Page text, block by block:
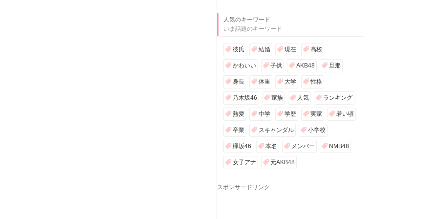
人気のキーワード
いま話題のキーワード
彼氏 結婚 現在 高校
かわいい 子供 AKB48 旦那
身長 体重 大学 性格
乃木坂46 家族 人気 ランキング
熱愛 中学 学歴 実家 若い頃
卒業 スキャンダル 小学校
欅坂46 本名 メンバー NMB48
女子アナ 元AKB48
スポンサードリンク